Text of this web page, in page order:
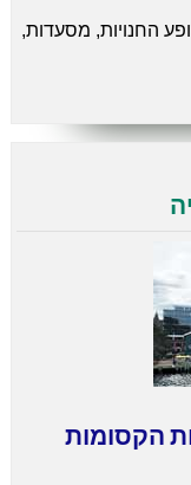
החנויות, מסעדות,
הקסומות